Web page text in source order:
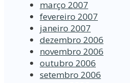
março 2007
fevereiro 2007
janeiro 2007
dezembro 2006
novembro 2006
outubro 2006
setembro 2006